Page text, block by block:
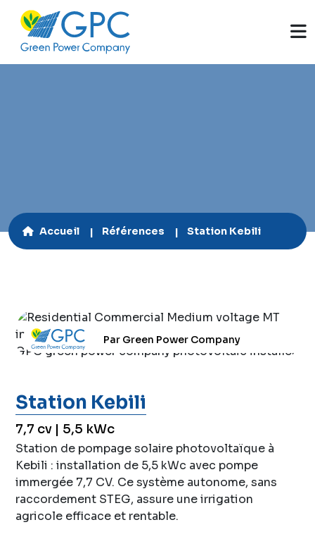
Accueil Références Station Kebili
Par Green Power Company
Station Kebili
7,7 cv | 5,5 kWc
Station de pompage solaire photovoltaïque à
Kebili : installation de 5,5 kWc avec pompe
immergée 7,7 CV. Ce système autonome, sans
raccordement STEG, assure une irrigation
agricole efficace et rentable.